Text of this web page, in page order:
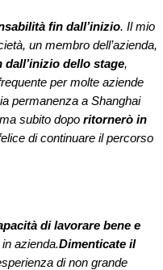
fin dall’inizio. Il mio
un membro dell’azienda,
dall’inizio dello stage,
per molte aziende
permanenza a Shanghai
subito dopo ritornerò in
di continuare il percorso
di lavorare bene e
azienda.Dimenticate il
di non grande